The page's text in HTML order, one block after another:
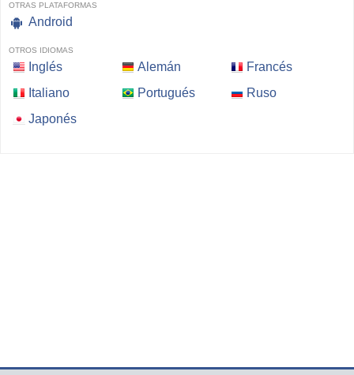
OTRAS PLATAFORMAS
Android
OTROS IDIOMAS
Inglés Alemán
Francés
Italiano
Portugués
Ruso
Japonés